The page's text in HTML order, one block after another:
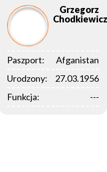
Grzegorz
Chodkiewicz
Paszport:
Afganistan
Urodzony:
27.03.1956
Funkcja:
---